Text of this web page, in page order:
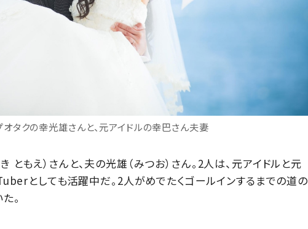
オタクの幸光雄さんと、元アイドルの幸巴さん夫妻
ともえ）さんと、夫の光雄（みつお）さん。2人は、元アイドルと元
としても活躍中だ。2人がめでたくゴールインするまでの道の
。